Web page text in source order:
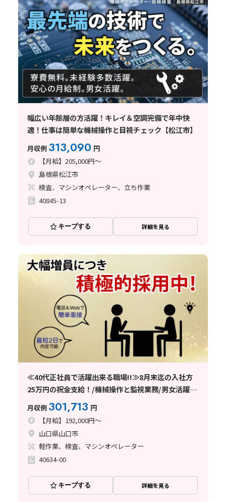
幅広い年齢層の方活躍！キレイ＆空調完備で年中快
適！仕事は簡単な機械操作と目視チェック【松江市】
月収例 313,090 円
【月給】205,000円～
島根県松江市
検査、マシンオペレーター、立ち作業
40845-13
キープする 詳細を見る
≪40代正社員で活躍出来る職場!!≫8月末迄の入社方
25万円の祝金支給！/機械操作と監視業務/男女活躍
中/寮費補助/未経験者OK
月収例 301,713 円
【月給】192,000円～
山口県山口市
軽作業、検査、マシンオペレーター
40634-00
キープする 詳細を見る